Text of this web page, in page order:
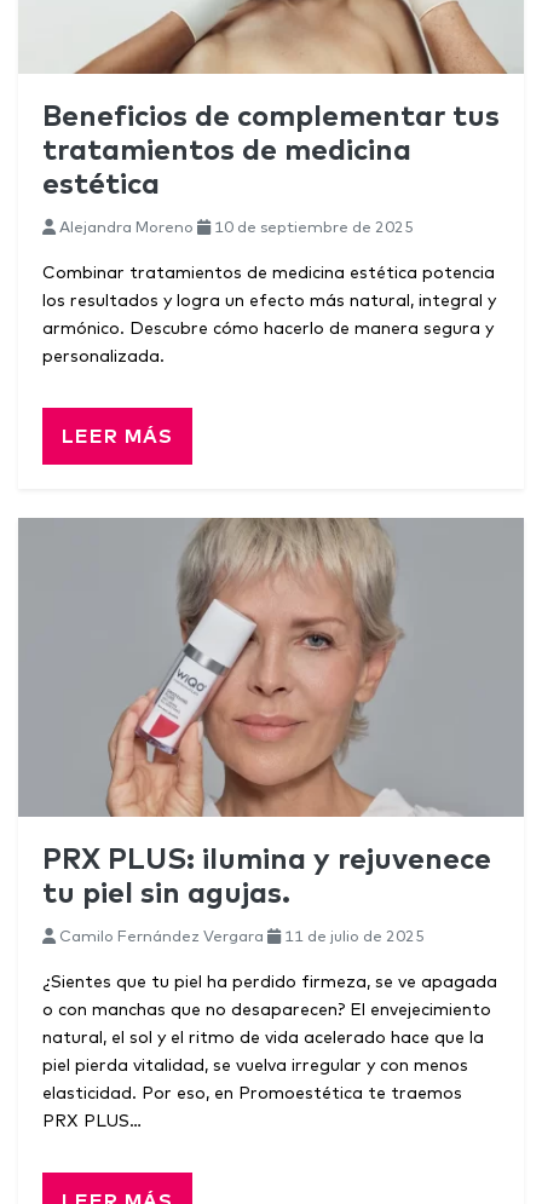
Beneficios de complementar tus
tratamientos de medicina
estética
Alejandra Moreno 10 de septiembre de 2025
Combinar tratamientos de medicina estética potencia
los resultados y logra un efecto más natural, integral y
armónico. Descubre cómo hacerlo de manera segura y
personalizada.
LEER MÁS
PRX PLUS: ilumina y rejuvenece
tu piel sin agujas.
Camilo Fernández Vergara 11 de julio de 2025
¿Sientes que tu piel ha perdido firmeza, se ve apagada
o con manchas que no desaparecen? El envejecimiento
natural, el sol y el ritmo de vida acelerado hace que la
piel pierda vitalidad, se vuelva irregular y con menos
elasticidad. Por eso, en Promoestética te traemos
PRX PLUS…